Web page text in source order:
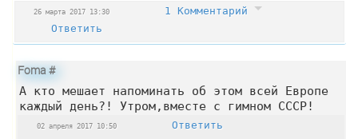
26 марта 2017 13:30
1 Комментарий
Ответить
Foma#
А кто мешает напоминать об этом всей Европе
каждый день?! Утром,вместе с гимном СССР!
02 апреля 2017 10:50 Ответить